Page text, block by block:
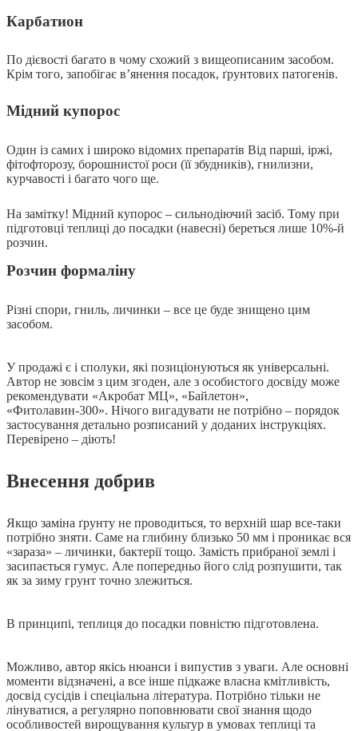
Карбатион
По дієвості багато в чому схожий з вищеописаним засобом.
Крім того, запобігає в’янення посадок, ґрунтових патогенів.
Мідний купорос
Один із самих і широко відомих препаратів Від парші, іржі,
фітофторозу, борошнистої роси (її збудників), гнилизни,
курчавості і багато чого ще.
На замітку! Мідний купорос – сильнодіючий засіб. Тому при
підготовці теплиці до посадки (навесні) береться лише 10%-й
розчин.
Розчин формаліну
Різні спори, гниль, личинки – все це буде знищено цим
засобом.
У продажі є і сполуки, які позиціонуються як універсальні.
Автор не зовсім з цим згоден, але з особистого досвіду може
рекомендувати «Акробат МЦ», «Байлетон»,
«Фитолавин-300». Нічого вигадувати не потрібно – порядок
застосування детально розписаний у доданих інструкціях.
Перевірено – діють!
Внесення добрив
Якщо заміна ґрунту не проводиться, то верхній шар все-таки
потрібно зняти. Саме на глибину близько 50 мм і проникає вся
«зараза» – личинки, бактерії тощо. Замість прибраної землі і
засипається гумус. Але попередньо його слід розпушити, так
як за зиму грунт точно злежиться.
В принципі, теплиця до посадки повністю підготовлена.
Можливо, автор якісь нюанси і випустив з уваги. Але основні
моменти відзначені, а все інше підкаже власна кмітливість,
досвід сусідів і спеціальна література. Потрібно тільки не
лінуватися, а регулярно поповнювати свої знання щодо
особливостей вирощування культур в умовах теплиці та